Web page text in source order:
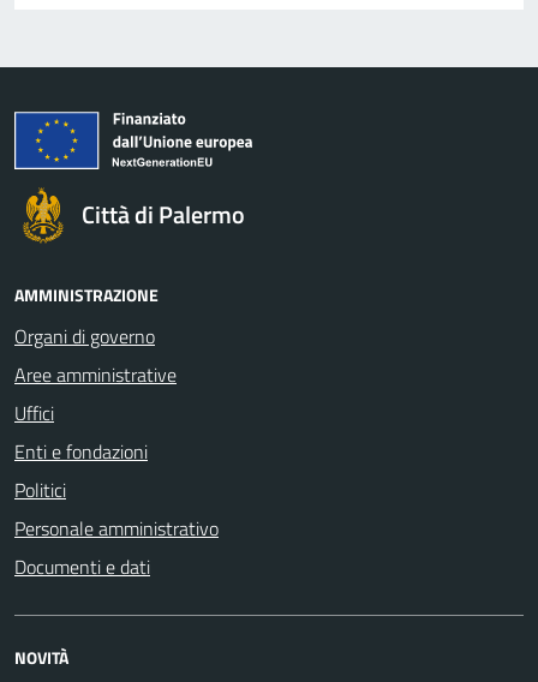
Città di Palermo
AMMINISTRAZIONE
Organi di governo
Aree amministrative
Uffici
Enti e fondazioni
Politici
Personale amministrativo
Documenti e dati
NOVITÀ